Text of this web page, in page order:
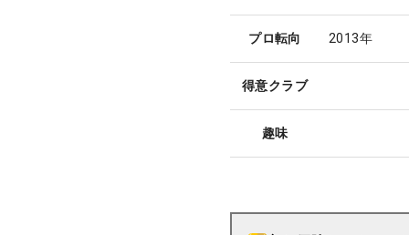
プロ転向 2013年
得意クラブ
趣味